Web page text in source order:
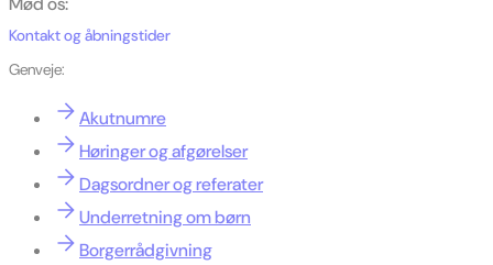
Kontakt og åbningstider
Genveje:
Akutnumre
Høringer og afgørelser
Dagsordner og referater
Underretning om børn
Borgerrådgivning